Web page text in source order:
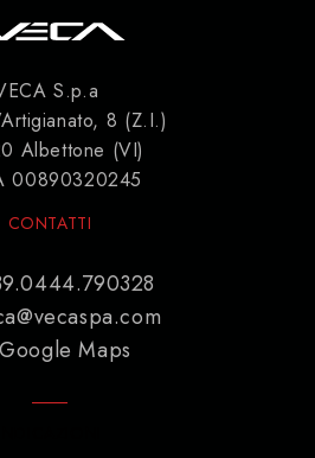
S.p.a
8 (Z.I.)
Albettone (VI)
00890320245
CONTATTI
Google Maps